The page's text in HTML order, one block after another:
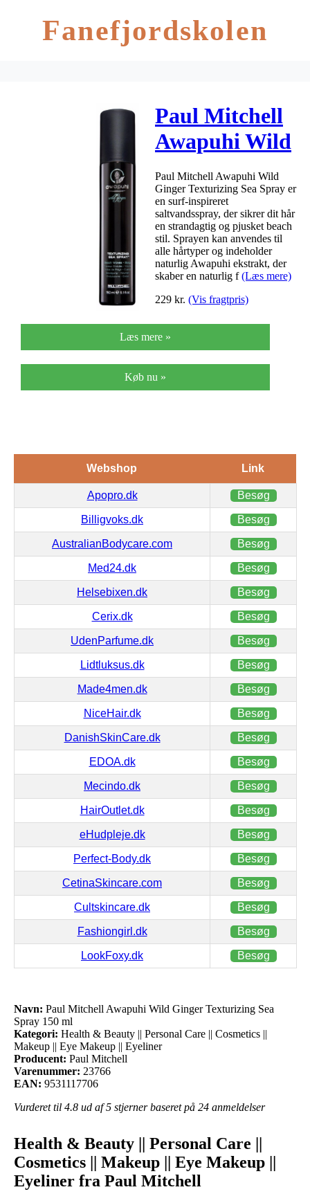
Fanefjordskolen
Paul Mitchell
Awapuhi Wild
Ginger
Texturizing
Sea Spray 150
ml
Paul Mitchell Awapuhi Wild
Ginger Texturizing Sea Spray er
en surf-inspireret
saltvandsspray, der sikrer dit hår
en strandagtig og pjusket beach
stil. Sprayen kan anvendes til
alle hårtyper og indeholder
naturlig Awapuhi ekstrakt, der
skaber en naturlig f(Læs mere)
229 kr. (Vis fragtpris)
Læs mere »
Køb nu »
Webshop Link
Apopro.dk Besøg
Billigvoks.dk Besøg
AustralianBodycare.com Besøg
Med24.dk Besøg
Helsebixen.dk Besøg
Cerix.dk Besøg
UdenParfume.dk Besøg
Lidtluksus.dk Besøg
Made4men.dk Besøg
NiceHair.dk Besøg
DanishSkinCare.dk Besøg
EDOA.dk Besøg
Mecindo.dk Besøg
HairOutlet.dk Besøg
eHudpleje.dk Besøg
Perfect-Body.dk Besøg
CetinaSkincare.com Besøg
Cultskincare.dk Besøg
Fashiongirl.dk Besøg
LookFoxy.dk Besøg
Navn: Paul Mitchell Awapuhi Wild Ginger Texturizing Sea
Spray 150 ml
Kategori: Health & Beauty || Personal Care || Cosmetics ||
Makeup || Eye Makeup || Eyeliner
Producent: Paul Mitchell
Varenummer: 23766
EAN: 9531117706
Vurderet til 4.8 ud af 5 stjerner baseret på 24 anmeldelser
Health & Beauty || Personal Care ||
Cosmetics || Makeup || Eye Makeup ||
Eyeliner fra Paul Mitchell